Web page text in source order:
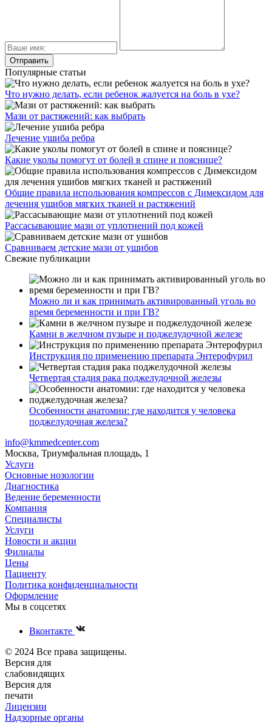
Популярные статьи
Что нужно делать, если ребенок жалуется на боль в ухе?
Мази от растяжений: как выбрать
Лечение ушиба ребра
Какие уколы помогут от болей в спине и пояснице?
Общие правила использования компрессов с Димексидом для
лечения ушибов мягких тканей и растяжений
Рассасывающие мази от уплотнений под кожей
Сравниваем детские мази от ушибов
Свежие публикации
Можно ли и как принимать активированный уголь во
время беременности и при ГВ?
Камни в желчном пузыре и поджелудочной железе
Инструкция по применению препарата Энтерофурил
Четвертая стадия рака поджелудочной железы
Особенности анатомии: где находится у человека
поджелудочная железа?
info@kmmedcenter.com
Москва, Триумфальная площадь, 1
Услуги
Основные нозологии
Диагностика
Ведение беременности
Компания
Специалисты
Услуги
Новости и акции
Филиалы
Цены
Пациенту
Политика конфиденциальности
Оформление
Мы в соцсетях
Вконтакте
© 2024 Все права защищены.
Версия для
слабовидящих
Версия для
печати
Лицензии
Надзорные органы